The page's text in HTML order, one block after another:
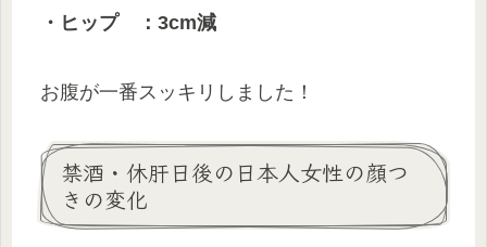
・ヒップ ：3cm減
お腹が一番スッキリしました！
禁酒・休肝日後の日本人女性の顔つ
きの変化